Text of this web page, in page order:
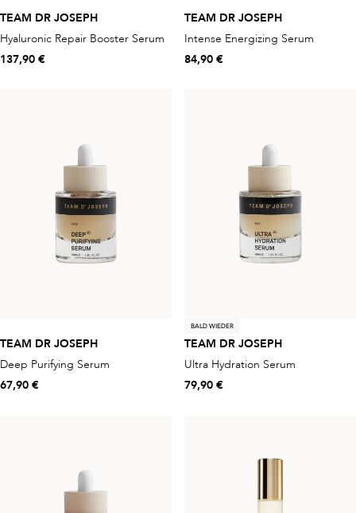
TEAM DR JOSEPH
Hyaluronic Repair Booster Serum
137,90 €
TEAM DR JOSEPH
Intense Energizing Serum
84,90 €
TEAM DR JOSEPH
Deep Purifying Serum
67,90 €
BALD WIEDER
TEAM DR JOSEPH
Ultra Hydration Serum
79,90 €